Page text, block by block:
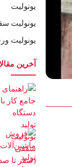
یونولیت
یونولیت
یونولیت
آخرین